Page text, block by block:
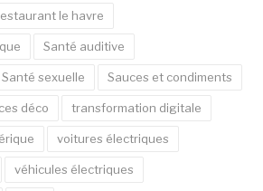
le havre
Santé auditive
Santé sexuelle Sauces et condiments
déco transformation digitale
voitures électriques
véhicules électriques